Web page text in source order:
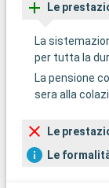
Le
La
per tutta la
La pensione
sera alla
Le
Le